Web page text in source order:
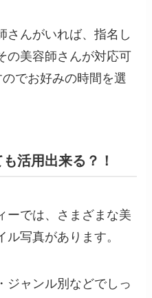
さんがいれば、指名し
の美容師さんが対応可
でお好みの時間を選
活用出来る？！
ーでは、さまざまな美
写真があります。
ジャンル別などでしっ